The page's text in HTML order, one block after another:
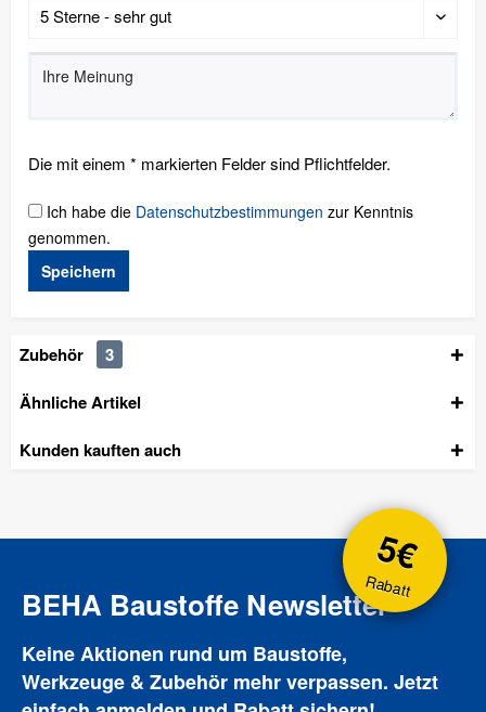
Die mit einem * markierten Felder sind Pflichtfelder.
Ich habe die Datenschutzbestimmungen zur Kenntnis
genommen.
Speichern
Zubehör
3
Ähnliche Artikel
Kunden kauften auch
5€
Rabatt
BEHA Baustoffe Newsletter
Keine Aktionen rund um Baustoffe,
Werkzeuge & Zubehör mehr verpassen. Jetzt